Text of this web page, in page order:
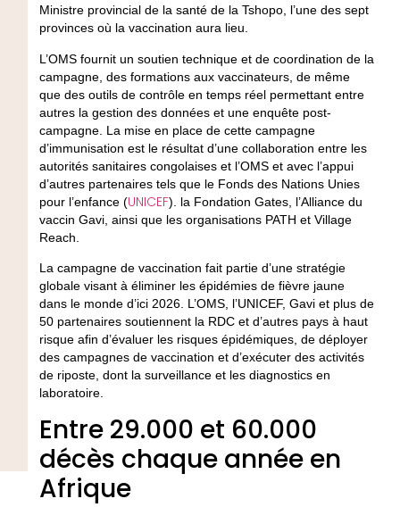
Ministre provincial de la santé de la Tshopo, l’une des sept
provinces où la vaccination aura lieu.
L’OMS fournit un soutien technique et de coordination de la
campagne, des formations aux vaccinateurs, de même
que des outils de contrôle en temps réel permettant entre
autres la gestion des données et une enquête post-
campagne. La mise en place de cette campagne
d’immunisation est le résultat d’une collaboration entre les
autorités sanitaires congolaises et l’OMS et avec l’appui
d’autres partenaires tels que le Fonds des Nations Unies
pour l’enfance (UNICEF). la Fondation Gates, l’Alliance du
vaccin Gavi, ainsi que les organisations PATH et Village
Reach.
La campagne de vaccination fait partie d’une stratégie
globale visant à éliminer les épidémies de fièvre jaune
dans le monde d’ici 2026. L’OMS, l’UNICEF, Gavi et plus de
50 partenaires soutiennent la RDC et d’autres pays à haut
risque afin d’évaluer les risques épidémiques, de déployer
des campagnes de vaccination et d’exécuter des activités
de riposte, dont la surveillance et les diagnostics en
laboratoire.
Entre 29.000 et 60.000
décès chaque année en
Afrique